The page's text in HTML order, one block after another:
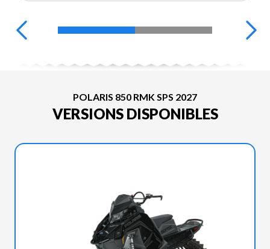
POLARIS 850 RMK SPS 2027
VERSIONS DISPONIBLES